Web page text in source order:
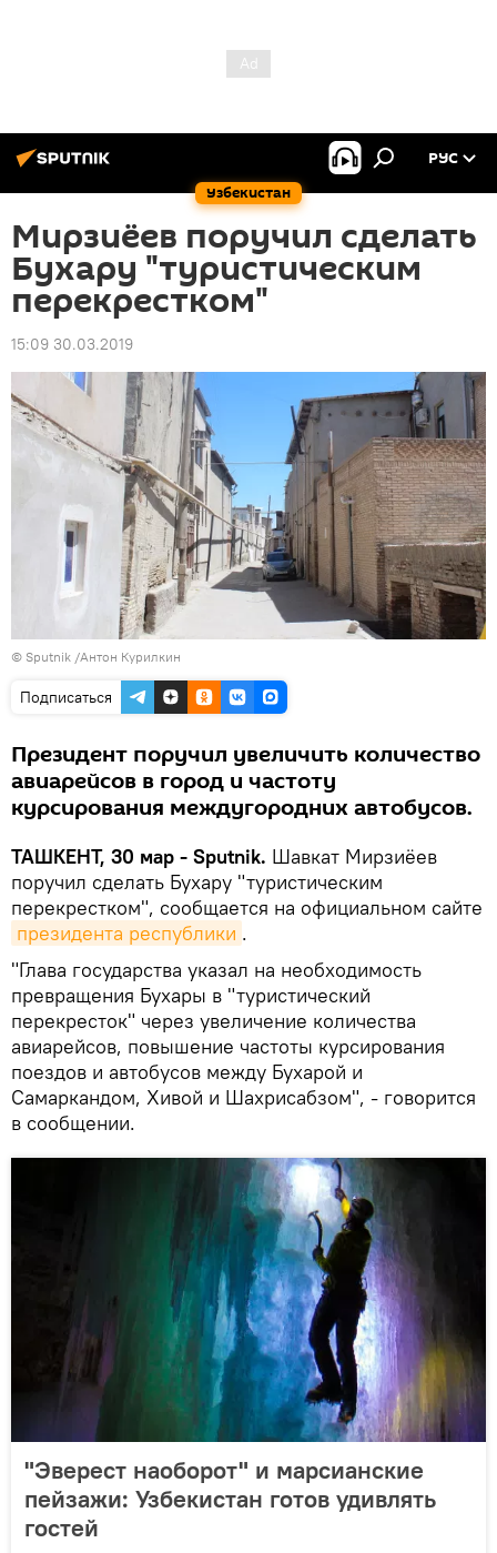
Узбекистан
РУС
Мирзиёев поручил сделать
Бухару "туристическим
перекрестком"
15:09 30.03.2019
© Sputnik /Антон Курилкин
Подписаться
Президент поручил увеличить количество
авиарейсов в город и частоту
курсирования междугородних автобусов.
ТАШКЕНТ, 30 мар - Sputnik. Шавкат Мирзиёев
поручил сделать Бухару "туристическим
перекрестком", сообщается на официальном сайте
президента республики .
"Глава государства указал на необходимость
превращения Бухары в "туристический
перекресток" через увеличение количества
авиарейсов, повышение частоты курсирования
поездов и автобусов между Бухарой и
Самаркандом, Хивой и Шахрисабзом", - говорится
в сообщении.
"Эверест наоборот" и марсианские
пейзажи: Узбекистан готов удивлять
гостей